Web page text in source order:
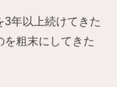
3年以上続けてきた
を粗末にしてきた